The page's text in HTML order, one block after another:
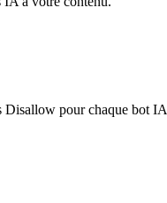
Disallow pour chaque bot IA